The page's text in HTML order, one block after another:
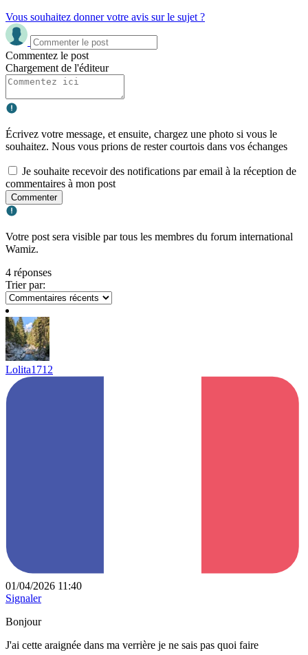
Vous souhaitez donner votre avis sur le sujet ?
Commentez le post
Chargement de l'éditeur
Écrivez votre message, et ensuite, chargez une photo si vous le
souhaitez. Nous vous prions de rester courtois dans vos échanges
Je souhaite recevoir des notifications par email à la réception de
commentaires à mon post
Commenter
Votre post sera visible par tous les membres du forum international
Wamiz.
4 réponses
Trier par:
Lolita1712
01/04/2026 11:40
Signaler
Bonjour
J'ai cette araignée dans ma verrière je ne sais pas quoi faire